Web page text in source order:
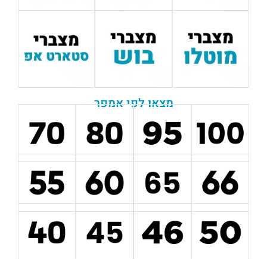
מצאו לפי אמפר